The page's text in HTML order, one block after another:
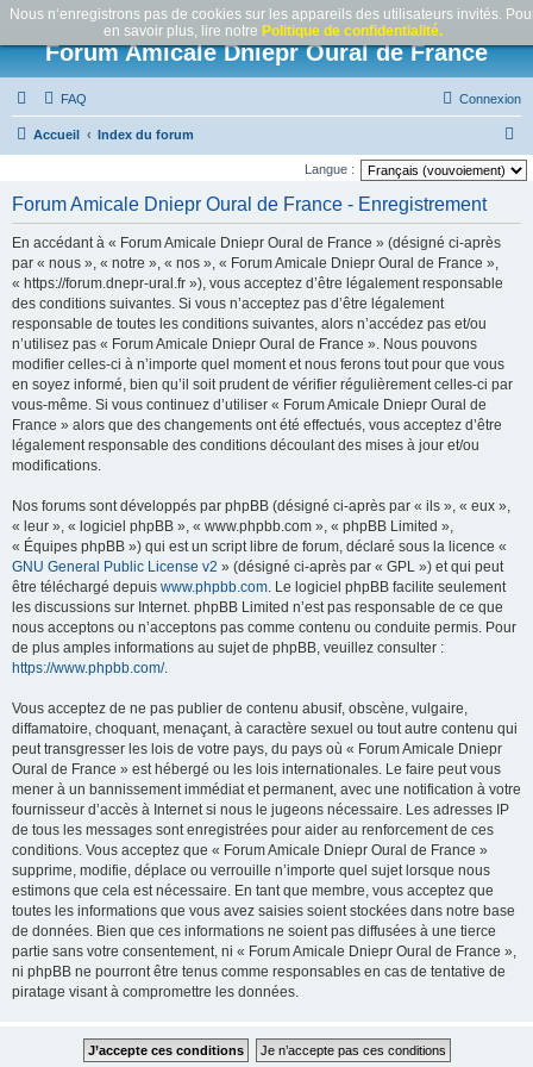
Nous n‘enregistrons pas de cookies sur les appareils des utilisateurs invités.
en savoir plus, lire notre Politique de confidentialité.
Forum Amicale Dniepr Oural de France
FAQ Connexion
Accueil Index du forum
e
Langue :
Forum Amicale Dniepr Oural de France - Enregistrement
En accédant à « Forum Amicale Dniepr Oural de France » (désigné ci-après
par « nous », « notre », « nos », « Forum Amicale Dniepr Oural de France »,
« https://forum.dnepr-ural.fr »), vous acceptez d’être légalement responsable
des conditions suivantes. Si vous n’acceptez pas d’être légalement
responsable de toutes les conditions suivantes, alors n’accédez pas et/ou
n’utilisez pas « Forum Amicale Dniepr Oural de France ». Nous pouvons
modifier celles-ci à n’importe quel moment et nous ferons tout pour que vous
en soyez informé, bien qu’il soit prudent de vérifier régulièrement celles-ci par
vous-même. Si vous continuez d’utiliser « Forum Amicale Dniepr Oural de
France » alors que des changements ont été effectués, vous acceptez d’être
légalement responsable des conditions découlant des mises à jour et/ou
modifications.
Nos forums sont développés par phpBB (désigné ci-après par « ils », « eux »,
« leur », « logiciel phpBB », « www.phpbb.com », « phpBB Limited »,
« Équipes phpBB ») qui est un script libre de forum, déclaré sous la licence «
GNU General Public License v2 » (désigné ci-après par « GPL ») et qui peut
être téléchargé depuis www.phpbb.com. Le logiciel phpBB facilite seulement
les discussions sur Internet. phpBB Limited n’est pas responsable de ce que
nous acceptons ou n’acceptons pas comme contenu ou conduite permis. Pour
de plus amples informations au sujet de phpBB, veuillez consulter :
https://www.phpbb.com/.
Vous acceptez de ne pas publier de contenu abusif, obscène, vulgaire,
diffamatoire, choquant, menaçant, à caractère sexuel ou tout autre contenu qui
peut transgresser les lois de votre pays, du pays où « Forum Amicale Dniepr
Oural de France » est hébergé ou les lois internationales. Le faire peut vous
mener à un bannissement immédiat et permanent, avec une notification à votre
fournisseur d’accès à Internet si nous le jugeons nécessaire. Les adresses IP
de tous les messages sont enregistrées pour aider au renforcement de ces
conditions. Vous acceptez que « Forum Amicale Dniepr Oural de France »
supprime, modifie, déplace ou verrouille n’importe quel sujet lorsque nous
estimons que cela est nécessaire. En tant que membre, vous acceptez que
toutes les informations que vous avez saisies soient stockées dans notre base
de données. Bien que ces informations ne soient pas diffusées à une tierce
partie sans votre consentement, ni « Forum Amicale Dniepr Oural de France »,
ni phpBB ne pourront être tenus comme responsables en cas de tentative de
piratage visant à compromettre les données.